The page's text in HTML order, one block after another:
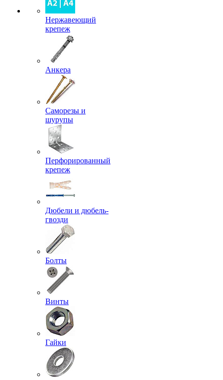
Нержавеющий
крепеж
Анкера
Саморезы и
шурупы
Перфорированный
крепеж
Дюбели и дюбель-
гвозди
Болты
Винты
Гайки